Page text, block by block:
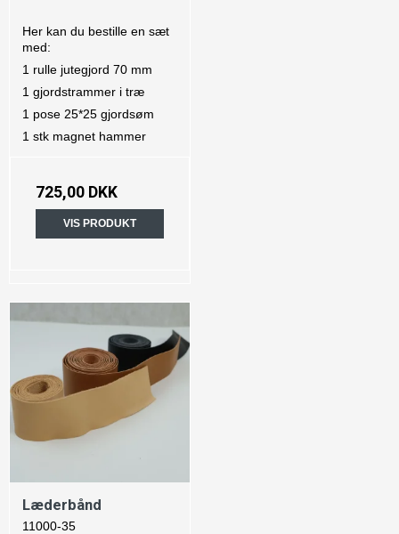
Her kan du bestille en sæt
med:
1 rulle jutegjord 70 mm
1 gjordstrammer i træ
1 pose 25*25 gjordsøm
1 stk magnet hammer
725,00 DKK
VIS PRODUKT
Læderbånd
11000-35